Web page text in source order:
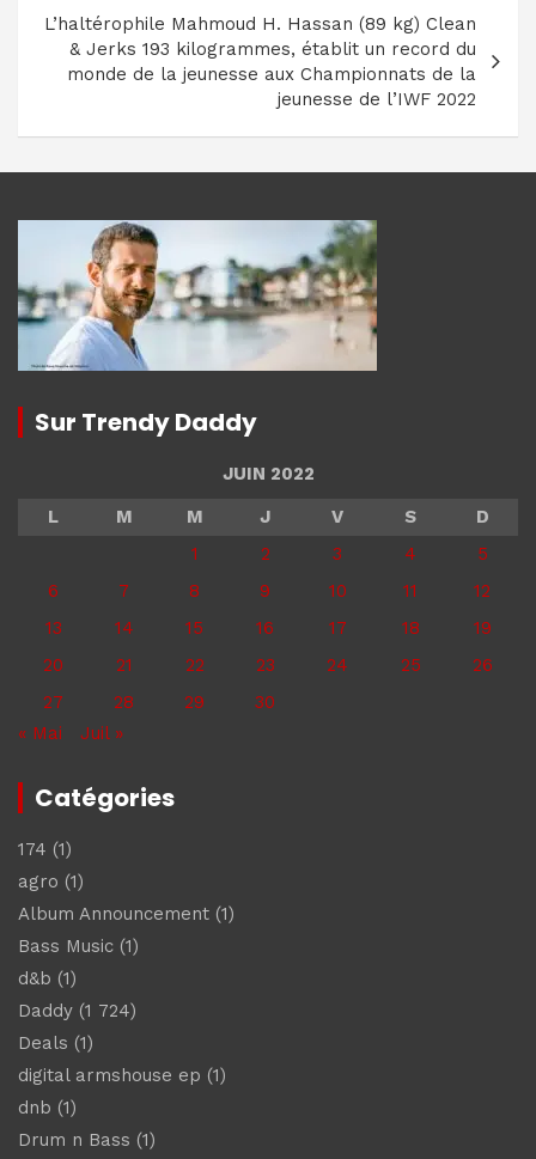
L’haltérophile Mahmoud H. Hassan (89 kg) Clean
& Jerks 193 kilogrammes, établit un record du
monde de la jeunesse aux Championnats de la
jeunesse de l’IWF 2022
Sur Trendy Daddy
JUIN 2022
L
M M J V S
D
1
2 3 4
5
6
7 8 9 10 11
12
13
14 15 16 17 18
19
20
21 22 23 24 25
26
27
28 29
30
« Mai
Juil »
Catégories
174 (1)
agro (1)
Album Announcement (1)
Bass Music (1)
d&b (1)
Daddy (1 724)
Deals (1)
digital armshouse ep (1)
dnb (1)
Drum n Bass (1)